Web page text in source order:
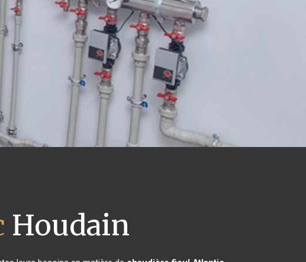
Houdain